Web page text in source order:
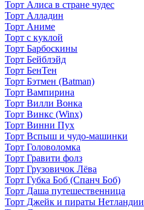
Торт Алиса в стране чудес
Торт Алладин
Торт Аниме
Торт с куклой
Торт Барбоскины
Торт Бейблэйд
Торт БенТен
Торт Бэтмен (Batman)
Торт Вампирина
Торт Вилли Вонка
Торт Винкс (Winx)
Торт Винни Пух
Торт Вспыш и чудо-машинки
Торт Головоломка
Торт Гравити фолз
Торт Грузовичок Лёва
Торт Губка Боб (Спанч Боб)
Торт Даша путешественница
Торт Джейк и пираты Нетландии